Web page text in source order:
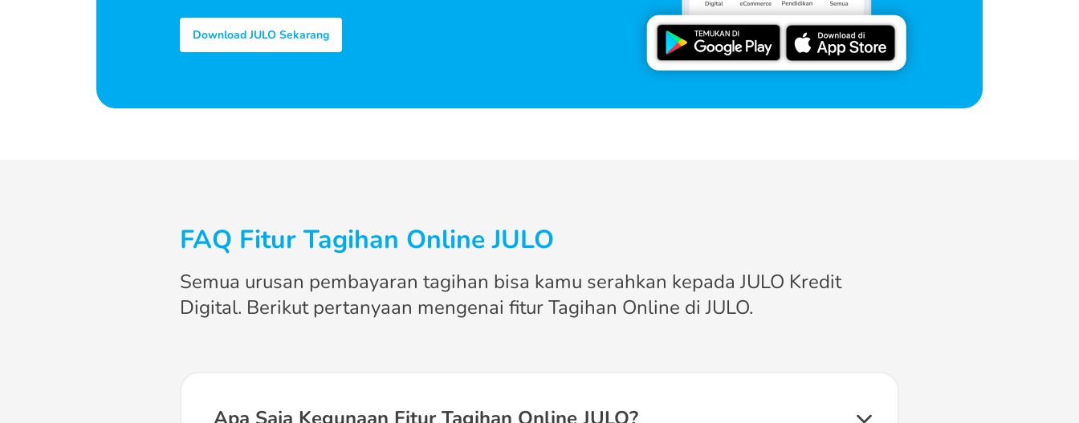
Download JULO Sekarang
FAQ Fitur Tagihan Online JULO
Semua urusan pembayaran tagihan bisa kamu serahkan kepada JULO Kredit
Digital. Berikut pertanyaan mengenai fitur Tagihan Online di JULO.